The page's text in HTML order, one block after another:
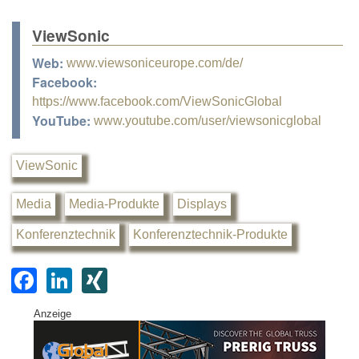
ViewSonic
Web: www.viewsoniceurope.com/de/
Facebook:
https://www.facebook.com/ViewSonicGlobal
YouTube: www.youtube.com/user/viewsonicglobal
ViewSonic
Media Media-Produkte Displays
Konferenztechnik Konferenztechnik-Produkte
F
a
c
Li
k
G
Anzeige